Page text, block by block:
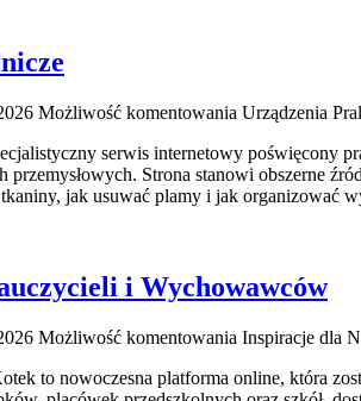
Możliwość komentowania Urządzenia
serwis internetowy poświęcony
przemysłowych. Strona stanowi obszerne
jak usuwać plamy i jak organizować
i Wychowawców
Możliwość komentowania Inspiracje dla
to nowoczesna platforma online, która